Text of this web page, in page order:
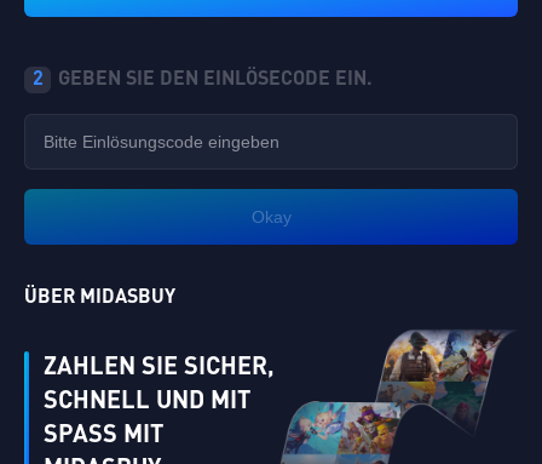
2 GEBEN SIE DEN EINLÖSECODE EIN.
Okay
ÜBER MIDASBUY
ZAHLEN SIE SICHER,
SCHNELL UND MIT
SPASS MIT M